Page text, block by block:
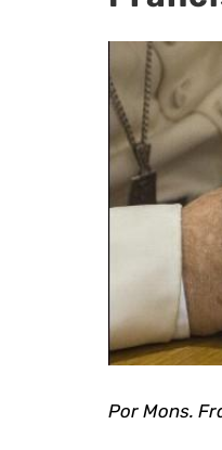
imagen
más
grande
Por Mons.